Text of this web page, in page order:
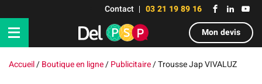
Contact
03 21 19 89 16
Mon devis
Accueil/Boutique en ligne/Publicitaire/Trousse Jap VIVALUZ